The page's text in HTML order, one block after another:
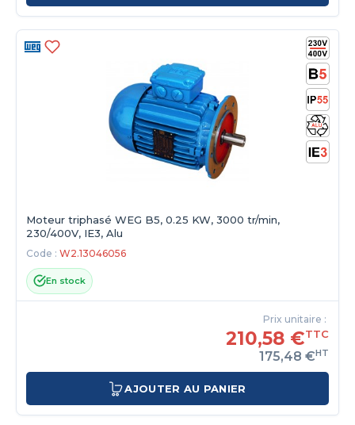
Moteur triphasé WEG B5, 0.25 KW, 3000 tr/min,
230/400V, IE3, Alu
Code : W2.13046056
En stock
Prix unitaire :
210,58 €TTC
175,48 €HT
AJOUTER AU PANIER